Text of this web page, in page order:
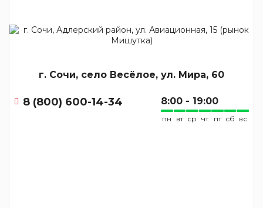
г. Сочи, село Весёлое, ул. Мира, 60
8 (800) 600-14-34 8:00 - 19:00
пн вт ср чт пт сб вс